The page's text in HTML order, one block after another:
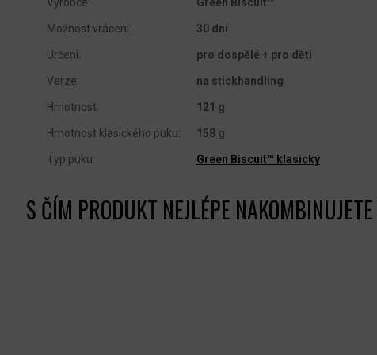
Výrobce: Green Biscuit™
Možnost vrácení: 30 dní
Určení: pro dospělé + pro děti
Verze: na stickhandling
Hmotnost: 121 g
Hmotnost klasického puku: 158 g
Typ puku: Green Biscuit™ klasický